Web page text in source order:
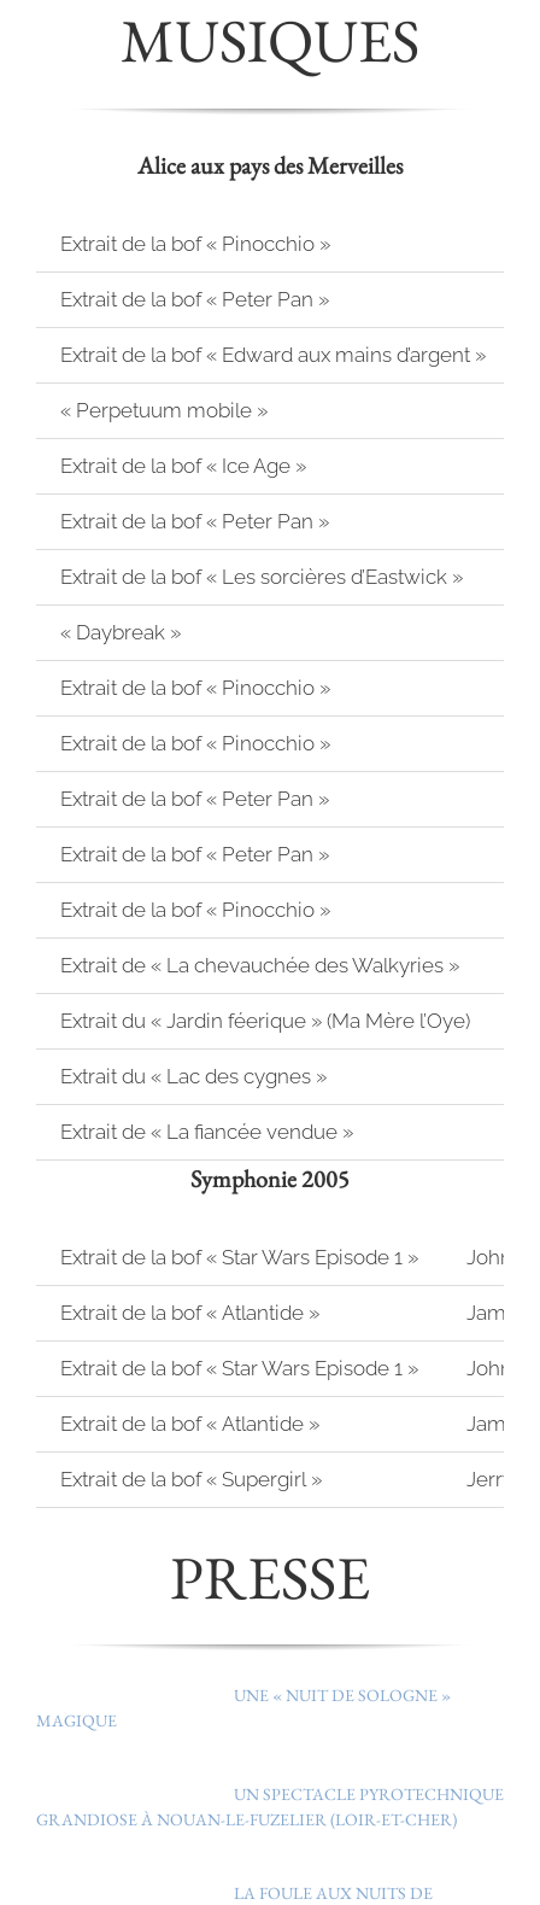
MUSIQUES
Alice aux pays des Merveilles
Extrait de la bof « Pinocchio »
Extrait de la bof « Peter Pan »
Extrait de la bof « Edward aux mains d’argent »
« Perpetuum mobile »
Extrait de la bof « Ice Age »
Extrait de la bof « Peter Pan »
Extrait de la bof « Les sorcières d’Eastwick »
« Daybreak »
Extrait de la bof « Pinocchio »
Extrait de la bof « Pinocchio »
Extrait de la bof « Peter Pan »
Extrait de la bof « Peter Pan »
Extrait de la bof « Pinocchio »
Extrait de « La chevauchée des Walkyries »
Extrait du « Jardin féerique » (Ma Mère l’Oye)
Extrait du « Lac des cygnes »
Extrait de « La fiancée vendue »
Symphonie 2005
Extrait de la bof « Star Wars Episode 1 » John
Extrait de la bof « Atlantide » James
Extrait de la bof « Star Wars Episode 1 » John
Extrait de la bof « Atlantide » James
Extrait de la bof « Supergirl » Jerry
PRESSE
UNE « NUIT DE SOLOGNE »
MAGIQUE
UN SPECTACLE PYROTECHNIQUE
GRANDIOSE À NOUAN-LE-FUZELIER (LOIR-ET-CHER)
LA FOULE AUX NUITS DE